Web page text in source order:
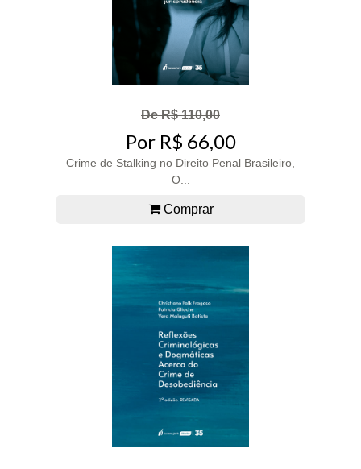
De R$ 110,00
Por R$ 66,00
Crime de Stalking no Direito Penal Brasileiro,
O...
Comprar